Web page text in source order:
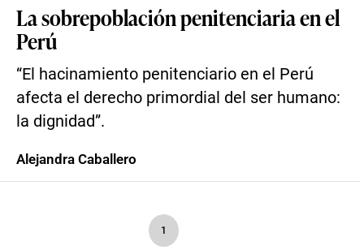
La sobrepoblación penitenciaria en el
Perú
“El hacinamiento penitenciario en el Perú
afecta el derecho primordial del ser humano:
la dignidad”.
Alejandra Caballero
1